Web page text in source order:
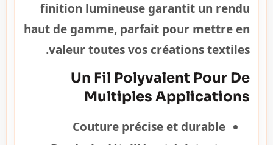
finition lumineuse garantit un rendu
haut de gamme, parfait pour mettre en
valeur toutes vos créations textiles.
Un Fil Polyvalent Pour De
Multiples Applications
Couture précise et durable